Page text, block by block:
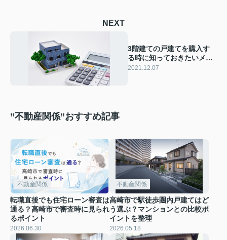
NEXT
3階建ての戸建てを購入す
る時に知っておきたいメリ
ット・デメリットとは？
2021.12.07
”不動産関係”おすすめ記事
不動産関係
転職直後でも住宅ローン審査は
通る？高崎市で審査時に見られ
るポイント
2026.06.30
不動産関係
高崎市で駅徒歩圏内戸建てはど
う選ぶ？マンションとの比較ポ
イントを整理
2026.05.18